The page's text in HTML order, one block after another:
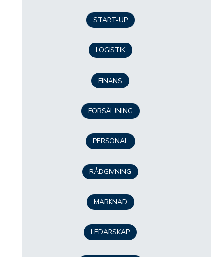
START-UP
LOGISTIK
FINANS
FÖRSÄLJNING
PERSONAL
RÅDGIVNING
MARKNAD
LEDARSKAP